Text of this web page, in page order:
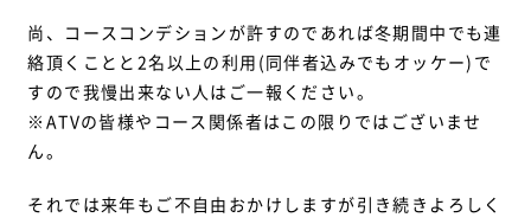
尚、コースコンデションが許すのであれば冬期間中でも連
絡頂くことと2名以上の利用(同伴者込みでもオッケー)で
すので我慢出来ない人はご一報ください。
※ATVの皆様やコース関係者はこの限りではございませ
ん。
それでは来年もご不自由おかけしますが引き続きよろしく